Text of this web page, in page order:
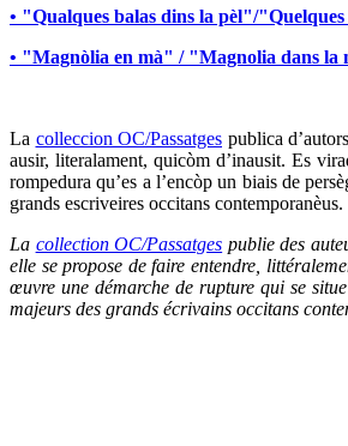
• "Qualques balas dins la pèl"/
• "Magnòlia en mà" / "Magnolia dans la
La colleccion OC/Passatges publica
ausir, literalament, quicòm d’inausit. Es
rompedura qu’es a l’encòp un biais de
grands escriveires occitans contemporanèus.
La collection OC/Passatges publie des
elle se propose de faire entendre,
œuvre une démarche de rupture qui se
majeurs des grands écrivains occitans